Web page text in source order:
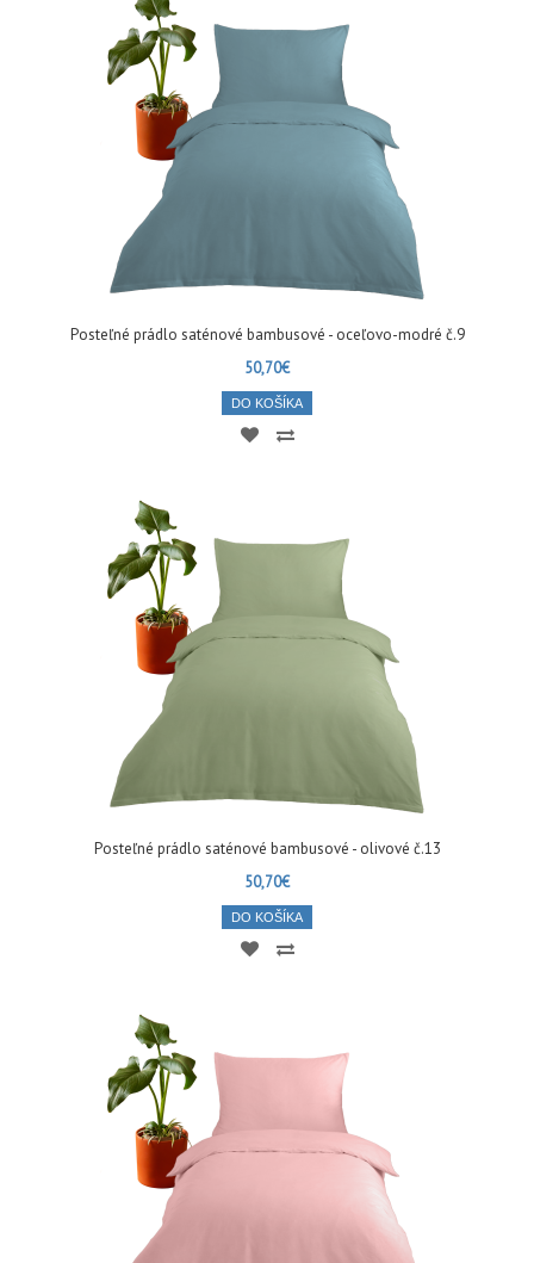
Posteľné prádlo saténové bambusové - oceľovo-modré č.9
50,70€
DO KOŠÍKA
Posteľné prádlo saténové bambusové - olivové č.13
50,70€
DO KOŠÍKA